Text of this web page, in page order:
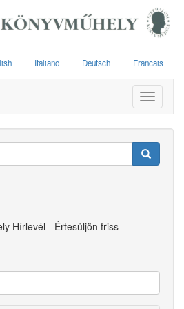
Italiano Deutsch Francais
Toggle
Hírlevél - Értesüljön friss